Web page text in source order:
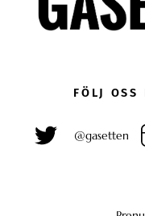
FÖLJ OSS
@gasetten